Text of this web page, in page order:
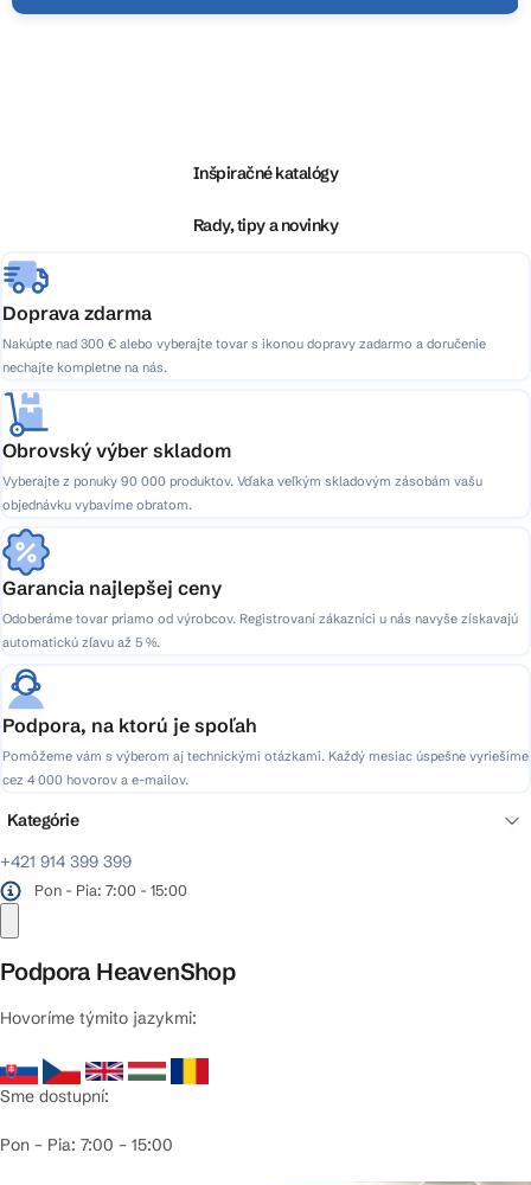
e
Inšpiračné katalógy
Rady, tipy a novinky
Doprava zdarma
Nakúpte nad 300 € alebo vyberajte tovar s ikonou dopravy zadarmo a doručenie
nechajte kompletne na nás.
Obrovský výber skladom
Vyberajte z ponuky 90 000 produktov. Vďaka veľkým skladovým zásobám vašu
objednávku vybavíme obratom.
Garancia najlepšej ceny
Odoberáme tovar priamo od výrobcov. Registrovaní zákazníci u nás navyše získavajú
automatickú zľavu až 5 %.
Podpora, na ktorú je spoľah
Pomôžeme vám s výberom aj technickými otázkami. Každý mesiac úspešne vyriešime
cez 4 000 hovorov a e-mailov.
+421 914 399 399
Pon - Pia: 7:00 - 15:00
Podpora HeavenShop
Hovoríme týmito jazykmi:
Sme dostupní:
Pon – Pia: 7:00 – 15:00
Kategórie